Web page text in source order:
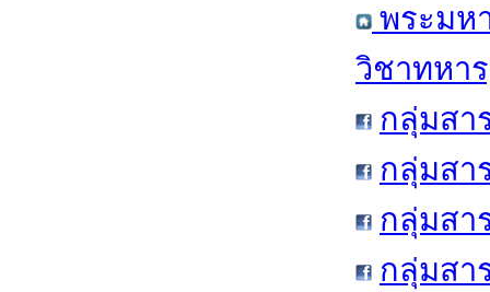
พระมห
วิชาทหา
กลุ่มสา
กลุ่มสา
กลุ่มสา
กลุ่มสา